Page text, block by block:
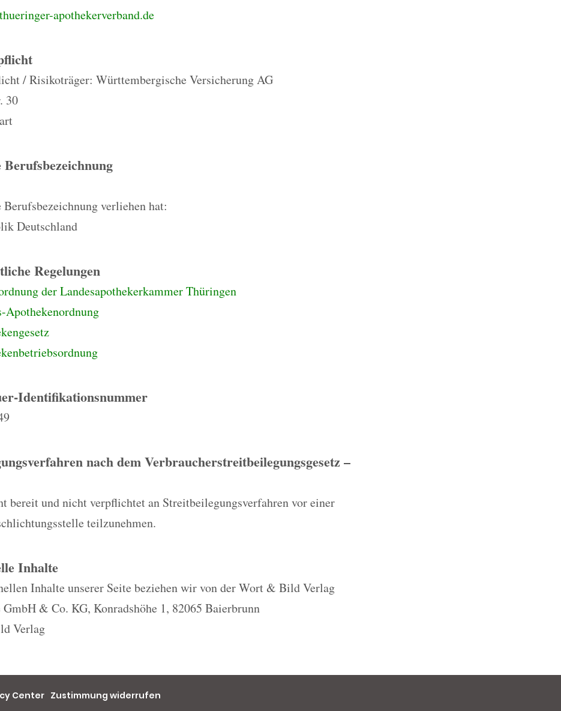
apothekerverband.de
/ Risikoträger: Württembergische Versicherung AG
30
Berufsbezeichnung
Berufsbezeichnung verliehen hat:
Deutschland
Regelungen
der Landesapothekerkammer Thüringen
Apothekenordnung
Identifikationsnummer
nach dem Verbraucherstreitbeilegungsgesetz –
bereit und nicht verpflichtet an Streitbeilegungsverfahren vor einer
teilzunehmen.
Inhalte
Inhalte unserer Seite beziehen wir von der Wort & Bild Verlag
GmbH & Co. KG, Konradshöhe 1, 82065 Baierbrunn
Verlag
Center Zustimmung widerrufen